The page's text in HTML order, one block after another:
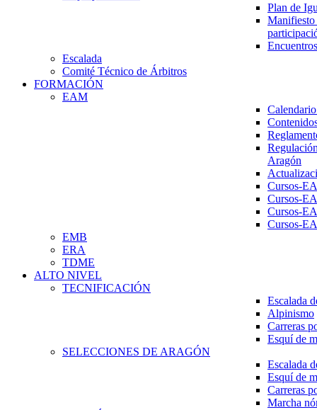
Plan de
Escalada
Comité Técnico de Árbitros
FORMACIÓN
EAM
Aragón
Cursos-
Cursos-
Cursos-
Cursos-
EMB
ERA
TDME
ALTO NIVEL
TECNIFICACIÓN
Escalada
Alpinismo
Carreras
Esquí de
SELECCIONES DE ARAGÓN
Escalada
Esquí de
Carreras
Marcha